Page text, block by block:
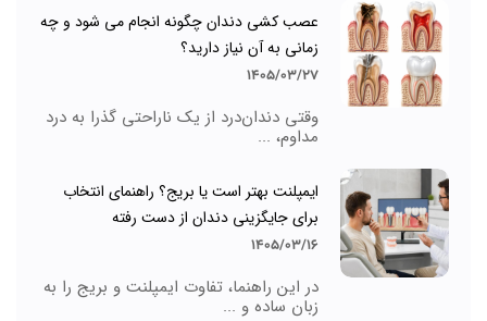
عصب کشی دندان چگونه انجام می شود و چه
زمانی به آن نیاز دارید؟
1405/03/27
وقتی دندان‌درد از یک ناراحتی گذرا به درد
مداوم، ...
ایمپلنت بهتر است یا بریج؟ راهنمای انتخاب
برای جایگزینی دندان از دست رفته
1405/03/16
در این راهنما، تفاوت ایمپلنت و بریج را به
زبان ساده و ...